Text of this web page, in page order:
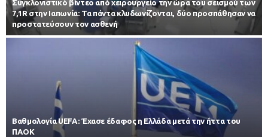
Συγκλονιστικό βίντεο από χειρουργείο την ώρα του σεισμού των
7,1R στην Ιαπωνία: Τα πάντα κλυδωνίζονται, δύο προσπάθησαν να
προστατεύσουν τον ασθενή
Βαθμολογία UEFA: Έχασε έδαφος η Ελλάδα μετά την ήττα του
ΠΑΟΚ